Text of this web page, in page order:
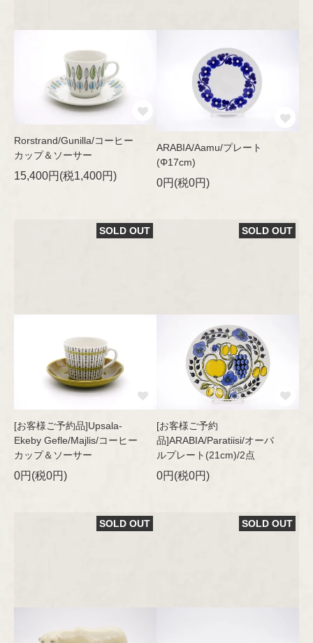
Rorstrand/Gunilla/コーヒー
カップ＆ソーサー
15,400円(税1,400円)
ARABIA/Aamu/プレート
(Φ17cm)
0円(税0円)
SOLD OUT
[お客様ご予約品]Upsala-
Ekeby Gefle/Majlis/コーヒー
カップ＆ソーサー
0円(税0円)
SOLD OUT
[お客様ご予約
品]ARABIA/Paratiisi/オーバ
ルプレート(21cm)/2点
0円(税0円)
SOLD OUT SOLD OUT